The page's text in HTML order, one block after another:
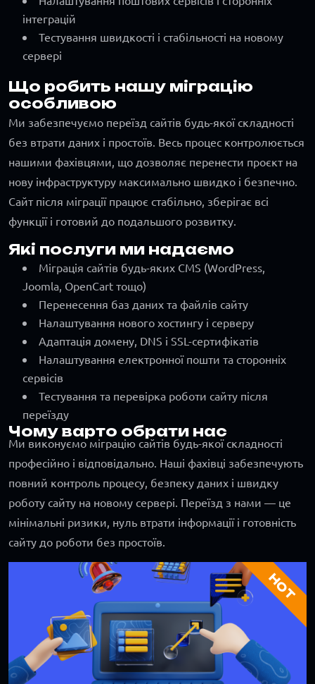
інтеграцій
Тестування швидкості і стабільності на новому
сервері
Що робить нашу міграцію
особливою
Ми забезпечуємо переїзд сайтів будь-якої складності
без втрати даних і простоїв. Весь процес контролюється
нашими фахівцями, що дозволяє перенести проєкт на
нову інфраструктуру максимально швидко і безпечно.
Сайт після міграції працює стабільно, зберігає всі
функції і готовий до подальшого розвитку.
Які послуги ми надаємо
Міграція сайтів будь-яких CMS (WordPress,
Joomla, OpenCart тощо)
Перенесення баз даних та файлів сайту
Налаштування нового хостингу і серверу
Адаптація домену, DNS і SSL-сертифікатів
Налаштування електронної пошти та сторонніх
сервісів
Тестування та перевірка роботи сайту після
переїзду
Чому варто обрати нас
Ми виконуємо міграцію сайтів будь-якої складності
професійно і відповідально. Наші фахівці забезпечують
повний контроль процесу, безпеку даних і швидку
роботу сайту на новому сервері. Переїзд з нами — це
мінімальні ризики, нуль втрати інформації і готовність
сайту до роботи без простоїв.
HOT